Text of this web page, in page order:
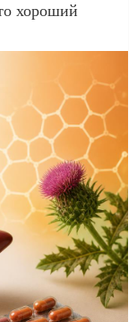
хороший